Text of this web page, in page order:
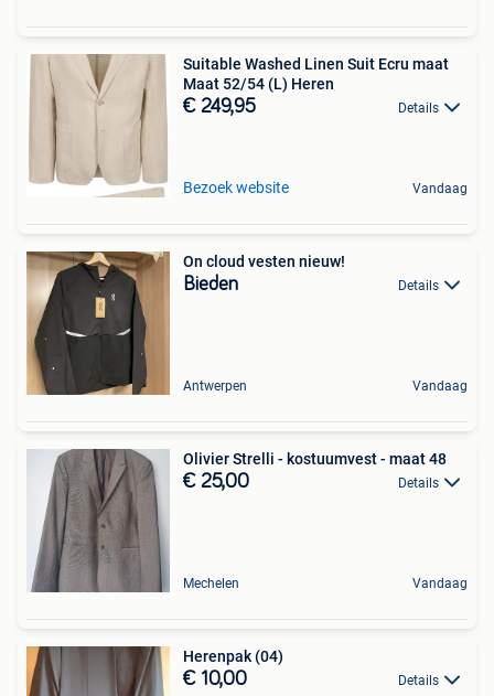
Suitable Washed Linen Suit Ecru maat
Maat 52/54 (L) Heren
€ 249,95 Details
Bezoek website Vandaag
On cloud vesten nieuw!
Bieden Details
Antwerpen Vandaag
Olivier Strelli - kostuumvest - maat 48
€ 25,00 Details
Mechelen Vandaag
Herenpak (04)
€ 10,00 Details